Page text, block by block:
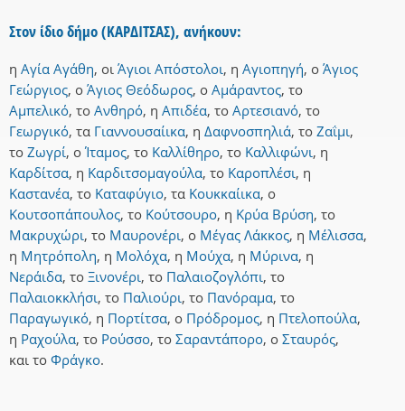
Στον ίδιο δήμο (ΚΑΡΔΙΤΣΑΣ), ανήκουν:
η Αγία Αγάθη, οι Άγιοι Απόστολοι, η Αγιοπηγή, ο Άγιος
Γεώργιος, ο Άγιος Θεόδωρος, ο Αμάραντος, το
Αμπελικό, το Ανθηρό, η Απιδέα, το Αρτεσιανό, το
Γεωργικό, τα Γιαννουσαίικα, η Δαφνοσπηλιά, το Ζαΐμι,
το Ζωγρί, ο Ίταμος, το Καλλίθηρο, το Καλλιφώνι, η
Καρδίτσα, η Καρδιτσομαγούλα, το Καροπλέσι, η
Καστανέα, το Καταφύγιο, τα Κουκκαίικα, ο
Κουτσοπάπουλος, το Κούτσουρο, η Κρύα Βρύση, το
Μακρυχώρι, το Μαυρονέρι, ο Μέγας Λάκκος, η Μέλισσα,
η Μητρόπολη, η Μολόχα, η Μούχα, η Μύρινα, η
Νεράιδα, το Ξινονέρι, το Παλαιοζογλόπι, το
Παλαιοκκλήσι, το Παλιούρι, το Πανόραμα, το
Παραγωγικό, η Πορτίτσα, ο Πρόδρομος, η Πτελοπούλα,
η Ραχούλα, το Ρούσσο, το Σαραντάπορο, ο Σταυρός,
και το Φράγκο.